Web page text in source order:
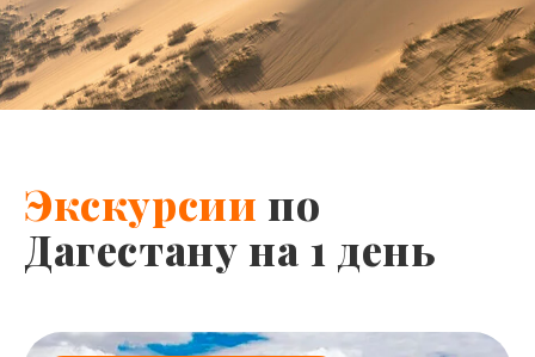
Экскурсии по
Дагестану на 1 день